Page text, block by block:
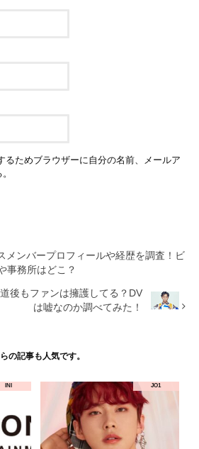
るためブラウザーに自分の名前、メールア
メンバープロフィールや経歴を調査！ビ
事務所はどこ？
後もファンは擁護してる？DV
は嘘なのか調べてみた！
の記事も人気です。
INI JO1